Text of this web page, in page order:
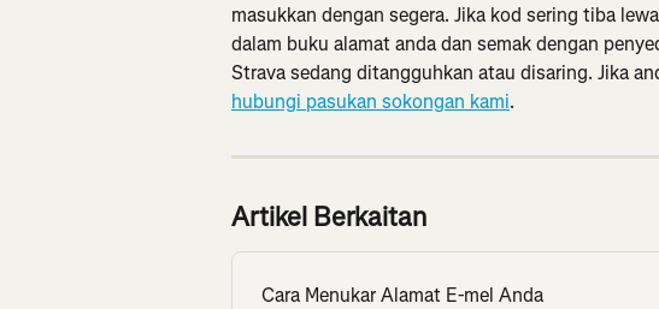
masukkan dengan segera. Jika kod sering tiba
dalam buku alamat anda dan semak dengan
Strava sedang ditangguhkan atau disaring. Jika
hubungi pasukan sokongan kami.
Artikel Berkaitan
Cara Menukar Alamat E-mel Anda